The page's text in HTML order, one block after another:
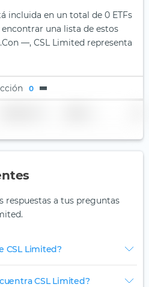
incluida en un total de 0 ETFs
encontrar una lista de estos
Con —, CSL Limited representa
0
respuestas a tus preguntas
CSL Limited?
CSL Limited?